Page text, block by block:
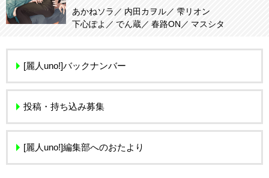
あかねソラ 内田カヲル
雫リオン
下心ぽよ
でん蔵 春路ON マスシタ
[麗人uno!]バックナンバー
投稿・持ち込み募集
[麗人uno!]編集部へのおたより